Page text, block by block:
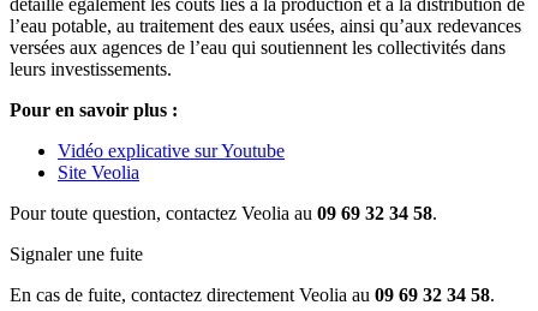
l’eau potable, au traitement des eaux usées, ainsi qu’aux redevances
versées aux agences de l’eau qui soutiennent les collectivités dans
leurs investissements.
Pour en savoir plus :
Vidéo explicative sur Youtube
Site Veolia
Pour toute question, contactez Veolia au 09 69 32 34 58.
Signaler une fuite
En cas de fuite, contactez directement Veolia au 09 69 32 34 58.